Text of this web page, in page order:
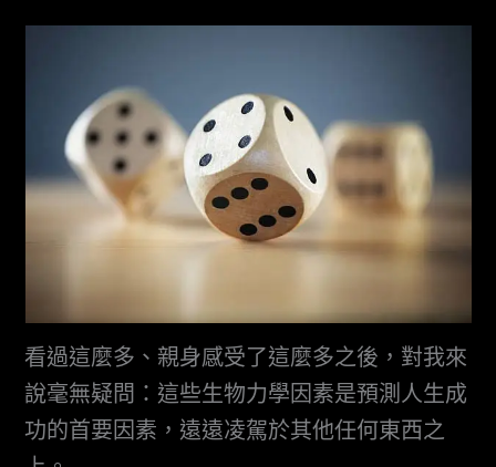
看過這麼多、親身感受了這麼多之後，對我來
說毫無疑問：這些生物力學因素是預測人生成
功的首要因素，遠遠凌駕於其他任何東西之